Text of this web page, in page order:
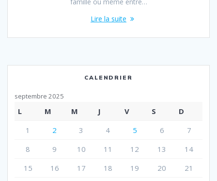
Lire la suite
CALENDRIER
septembre 2025
L M M J V S
D
1
2 3 4 5 6
7
8
9 10 11 12 13
14
15
16 17 18 19 20
21